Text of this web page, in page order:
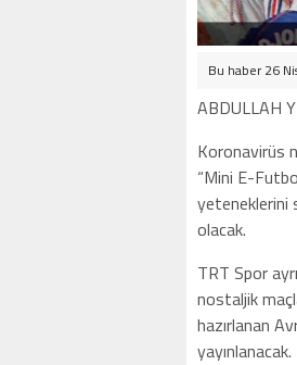
Bu haber 26
ABDULLAH
Koronavirüs
“Mini E-
yeteneklerini
olacak.
TRT Spor
nostaljik
hazırlanan
yayınlanacak.